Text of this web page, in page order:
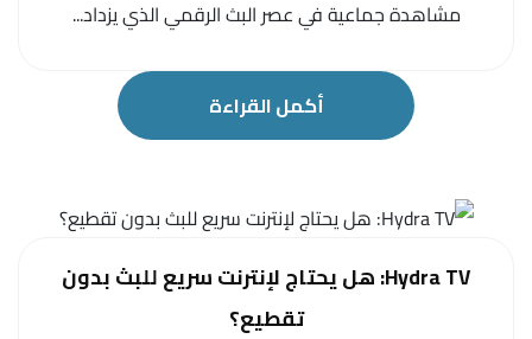
مشاهدة جماعية في عصر البث الرقمي الذي يزداد...
أكمل القراءة
Hydra TV: هل يحتاج لإنترنت سريع للبث بدون
تقطيع؟